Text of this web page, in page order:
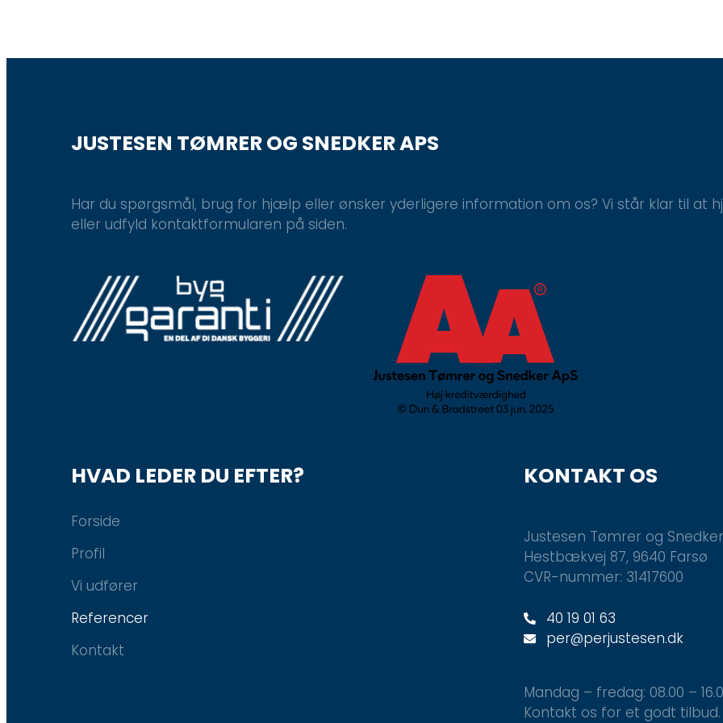
JUSTESEN TØMRER OG SNEDKER APS
Har du spørgsmål, brug for hjælp eller ønsker yderligere information om os? Vi står klar til at
eller udfyld kontaktformularen på siden.
HVAD LEDER DU EFTER?
Forside
Profil
Vi udfører
Referencer
Kontakt
KONTAKT OS
Justesen Tømrer og
Hestbækvej 87, 9640 Farsø
CVR-nummer: 31417600
40 19 01 63
per@perjustesen.dk
Mandag – fredag: 08.00 –
Kontakt os for et godt tilbud.